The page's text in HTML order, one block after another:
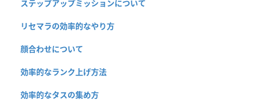
ステップアップミッションについて
リセマラの効率的なやり方
顔合わせについて
効率的なランク上げ方法
効率的なタスの集め方